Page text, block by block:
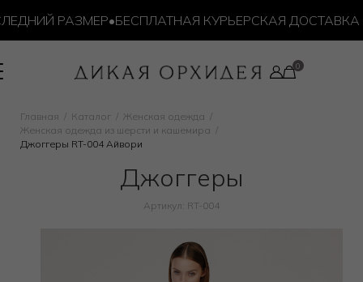
РАЗМЕР•БЕСПЛАТНАЯ КУРЬЕРСКАЯ ДОСТАВКА ОТ
Главная Каталог
Женская одежда
Женская одежда из шерсти и кашемира
Джоггеры RT-004 Айвори
Джоггеры
Артикул: RT-004